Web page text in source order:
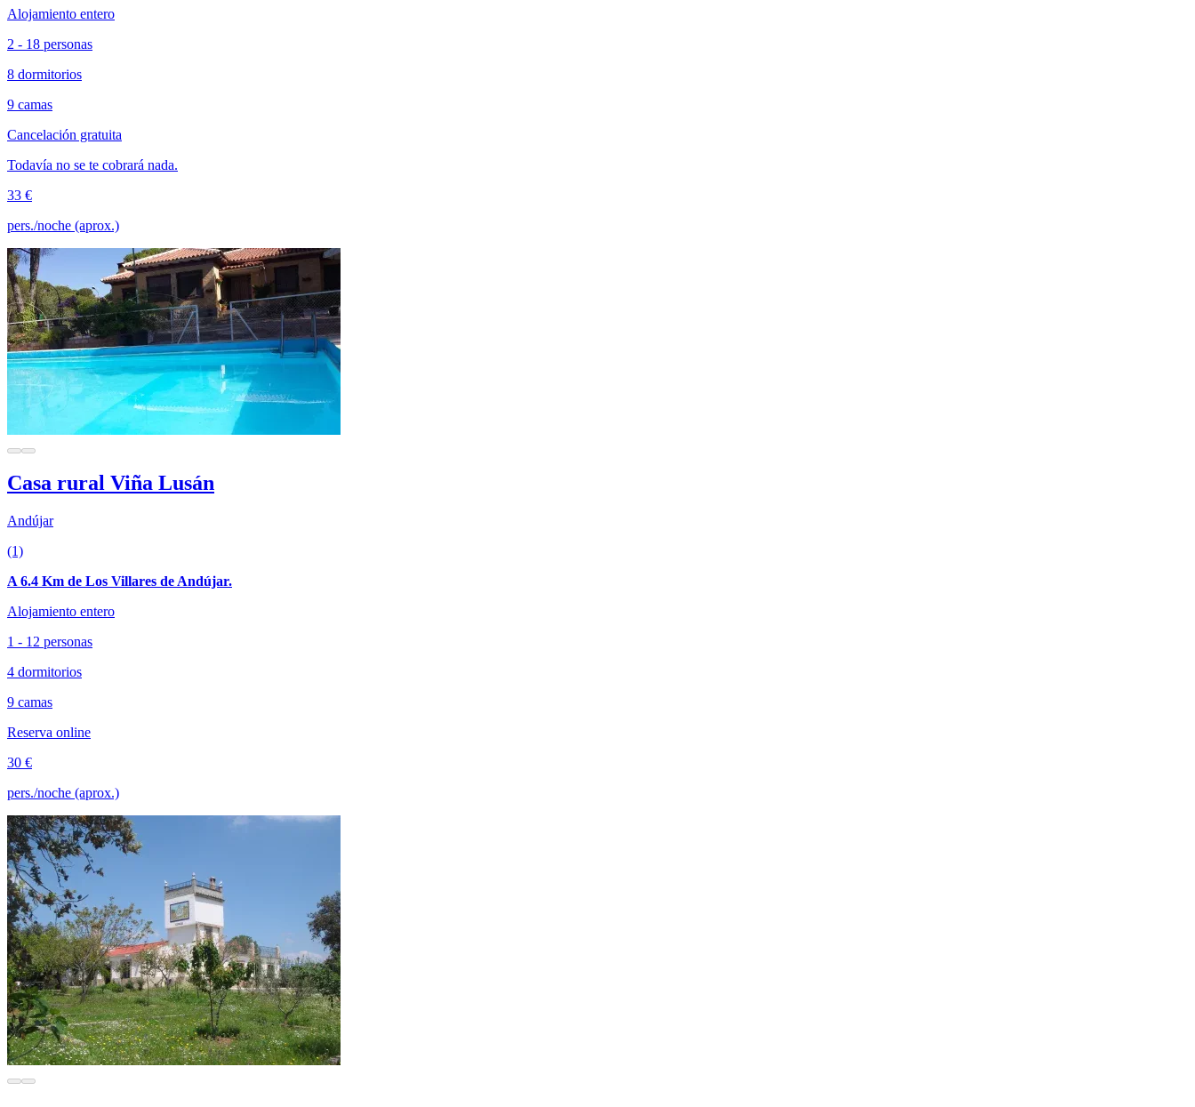
Alojamiento entero
2 - 18 personas
8 dormitorios
9 camas
Cancelación gratuita
Todavía no se te cobrará nada.
33 €
pers./noche (aprox.)
Casa rural Viña Lusán
Andújar
(1)
A 6.4 Km de Los Villares de Andújar.
Alojamiento entero
1 - 12 personas
4 dormitorios
9 camas
Reserva online
30 €
pers./noche (aprox.)